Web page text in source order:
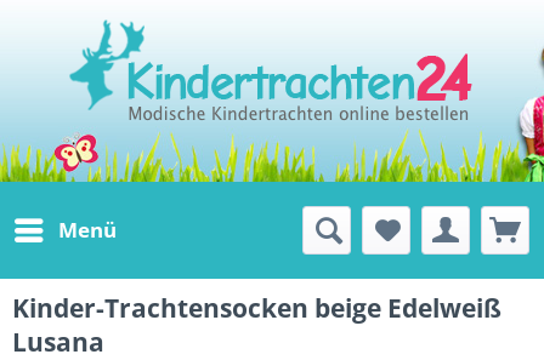
Menü
Kinder-Trachtensocken beige Edelweiß
Lusana